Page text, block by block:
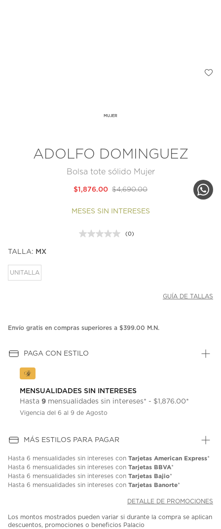
MUJER
ADOLFO DOMINGUEZ
Bolsa tote sólido Mujer
$4,690.00
$1,876.00
MESES SIN INTERESES
Sin
(0)
TALLA: MX
UNITALLA
GUÍA DE TALLAS
Envío gratis en compras superiores a $399.00 M.N.
PAGA CON ESTILO
MENSUALIDADES SIN INTERESES
Hasta 9 mensualidades sin intereses* - $1,876.00*
Vigencia del 6 al 9 de Agosto
MÁS ESTILOS PARA PAGAR
Hasta 6 mensualidades sin intereses con Tarjetas American Express*
Hasta 6 mensualidades sin intereses con Tarjetas BBVA*
Hasta 6 mensualidades sin intereses con Tarjetas Bajio*
Hasta 6 mensualidades sin intereses con Tarjetas Banorte*
DETALLE DE PROMOCIONES
Los montos mostrados pueden variar si durante la compra se aplican
descuentos, promociones o beneficios Palacio